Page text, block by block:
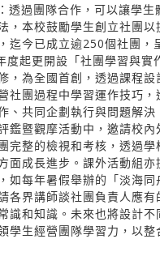
透過團隊合作，可以讓學生
，本校鼓勵學生創立社團以
迄今已成立逾250個社團，
度起更開設「社團學習與實
，為全國首創，透過課程設
社團過程中學習運作技巧，
、共同企劃執行與問題解決
鑑暨觀摩活動中，邀請校內
完整的檢視和考核，透過學
面成長進步。課外活動組亦
如每年暑假舉辦的「淡海同
各界講師談社團負責人應有
識和知識。未來也將設計不
學生經營團隊學習力，以整